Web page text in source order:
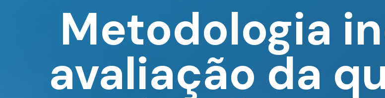
Metodologia
avaliação da